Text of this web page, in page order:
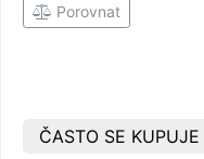
Porovnat
ČASTO SE